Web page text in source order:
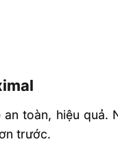
toàn, hiệu
trước.